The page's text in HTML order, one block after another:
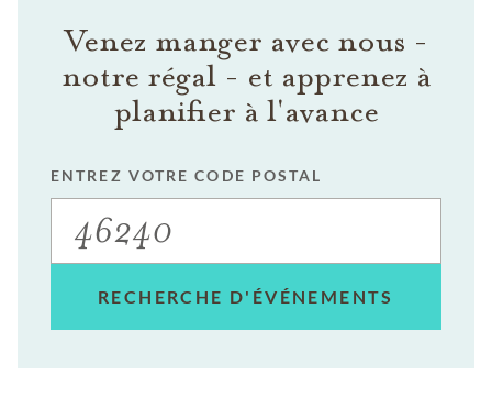
Venez manger avec nous -
notre régal - et apprenez à
planifier à l'avance
ENTREZ VOTRE CODE POSTAL
RECHERCHE D'ÉVÉNEMENTS